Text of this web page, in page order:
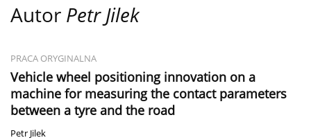
Autor Petr Jilek
PRACA ORYGINALNA
Vehicle wheel positioning innovation on a
machine for measuring the contact parameters
between a tyre and the road
Petr Jilek